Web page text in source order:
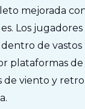
mejorada
Los
de
plataformas
de viento y